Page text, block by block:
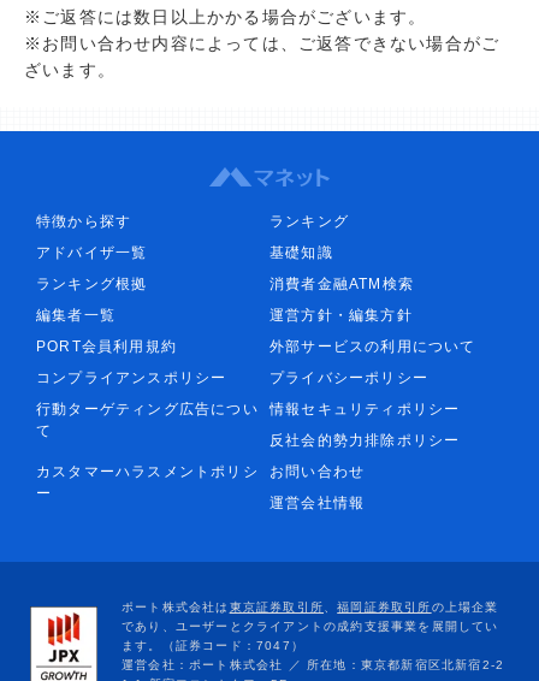
※ご返答には数日以上かかる場合がございます。
※お問い合わせ内容によっては、ご返答できない場合がご
ざいます。
特徴から探す
ランキング
アドバイザ一覧
基礎知識
ランキング根拠
消費者金融ATM検索
編集者一覧
運営方針・編集方針
PORT会員利用規約
外部サービスの利用について
コンプライアンスポリシー
プライバシーポリシー
行動ターゲティング広告につい
て
情報セキュリティポリシー
反社会的勢力排除ポリシー
カスタマーハラスメントポリシ
ー
お問い合わせ
運営会社情報